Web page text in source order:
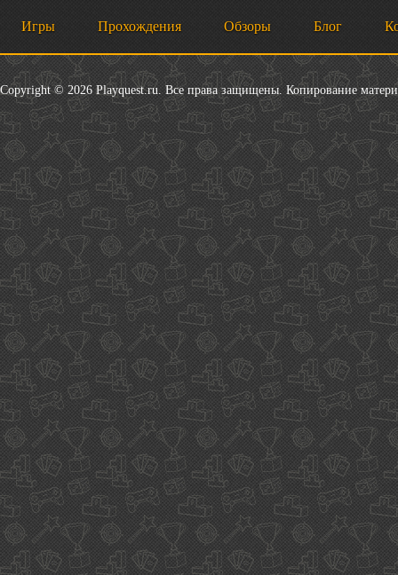
Игры Прохождения Обзоры Блог
Copyright © 2026 Playquest.ru. Все права защищены. Копирование